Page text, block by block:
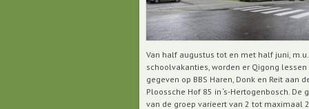
Van half augustus tot en met half juni,
schoolvakanties, worden er Qigong lessen
gegeven op BBS Haren, Donk en Reit aan
Ploossche Hof 85 in ‘s-Hertogenbosch. De
van de groep varieert van 2 tot maximaal